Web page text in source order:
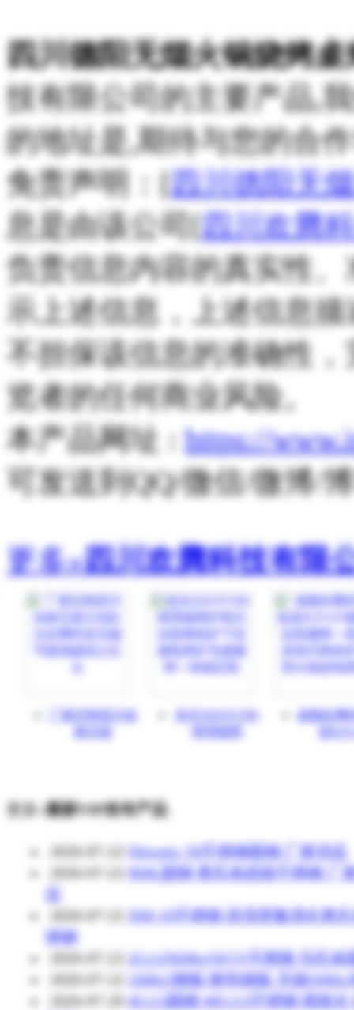
四川德阳无烟火锅烧烤
技有限公司的主要产品,
的地址是,期待与您的合
免责声明：[四川德阳无
息是由该公司[四川欢腾
负责信息内容的真实性
示上述信息，上述信息
不担保该信息的准确性
览者的任何商业风险。
本产品网址 :https://
可发送到QQ/微信/微博/
更多»四川欢腾科技有限
厂家定制四川农
拾光火KSY500
成都欢腾
更多»最新VIP发布产品
Nitronic 50不锈钢圆钢 厂家供应
904L圆钢 奥氏体超级不锈钢 厂
应
XM-19不锈钢 高强度氮强化奥
锈钢
2Cr12NiMo1W1V不锈钢 马氏体
16Mo3钢板 耐热钢板 无锡
4Cr13圆钢 40Cr13不锈钢 规格全